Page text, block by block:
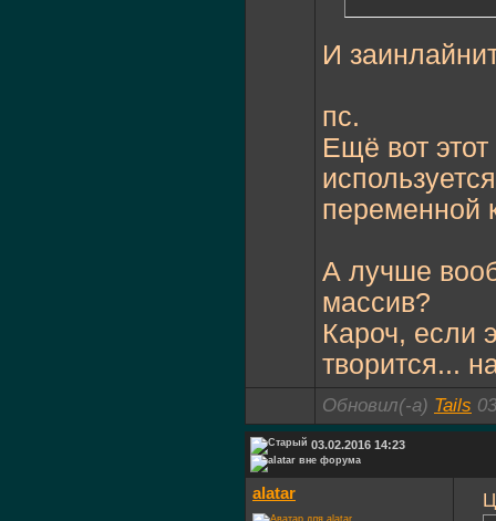
И
пс.
Ещё вот
переменной
А лучше
массив?
Кароч, если
творится...
Обновил(-а) Tails
03.02.2016 14:23
alatar